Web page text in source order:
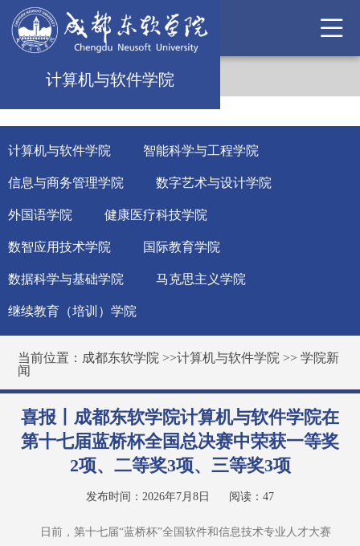
计算机与软件学院
计算机与软件学院 智能科学与工程学院
信息与商务管理学院 数字艺术与设计学院
外国语学院 健康医疗科技学院
数智应用技术学院 国际教育学院
数据科学与基础学院 马克思主义学院
继续教育（培训）学院
当前位置： 成都东软学院 >>计算机与软件学院 >>学院新
闻
喜报丨成都东软学院计算机与软件学院在
第十七届蓝桥杯全国总决赛中荣获一等奖
2项、二等奖3项、三等奖3项
发布时间：2026年7月8日 阅读： 47
日前，第十七届“蓝桥杯”全国软件和信息技术专业人才大赛